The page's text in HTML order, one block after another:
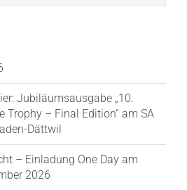
Jubiläumsausgabe „10.
Trophy – Final Edition“ am SA
Dättwil
– Einladung One Day am
2026